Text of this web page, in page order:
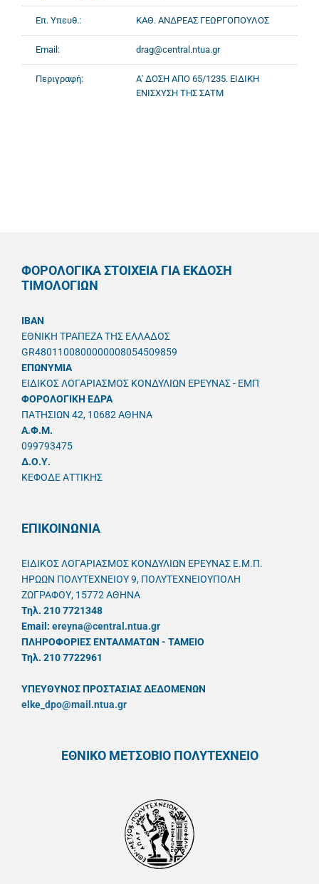
Επ. Υπευθ.: ΚΑΘ. ΑΝΔΡΕΑΣ ΓΕΩΡΓΟΠΟΥΛΟΣ
Email: drag@central.ntua.gr
Περιγραφή:
Α' ΔΟΣΗ ΑΠΟ 65/1235. ΕΙΔΙΚΗ
ΕΝΙΣΧΥΣΗ ΤΗΣ ΣΑΤΜ
ΦΟΡΟΛΟΓΙΚΑ ΣΤΟΙΧΕΙΑ ΓΙΑ ΕΚΔΟΣΗ
ΤΙΜΟΛΟΓΙΩΝ
IBAN
ΕΘΝΙΚΗ ΤΡΑΠΕΖΑ ΤΗΣ ΕΛΛΑΔΟΣ
GR4801100800000008054509859
ΕΠΩΝΥΜΙΑ
ΕΙΔΙΚΟΣ ΛΟΓΑΡΙΑΣΜΟΣ ΚΟΝΔΥΛΙΩΝ ΕΡΕΥΝΑΣ - ΕΜΠ
ΦΟΡΟΛΟΓΙΚΗ ΕΔΡΑ
ΠΑΤΗΣΙΩΝ 42, 10682 ΑΘΗΝΑ
A.Φ.Μ.
099793475
Δ.Ο.Υ.
ΚΕΦΟΔΕ ΑΤΤΙΚΗΣ
ΕΠΙΚΟΙΝΩΝΙΑ
ΕΙΔΙΚΟΣ ΛΟΓΑΡΙΑΣΜΟΣ ΚΟΝΔΥΛΙΩΝ ΕΡΕΥΝΑΣ Ε.Μ.Π.
ΗΡΩΩΝ ΠΟΛΥΤΕΧΝΕΙΟΥ 9, ΠΟΛΥΤΕΧΝΕΙΟΥΠΟΛΗ
ΖΩΓΡΑΦΟΥ, 15772 ΑΘΗΝΑ
Τηλ. 210 7721348
Email: ereyna@central.ntua.gr
ΠΛΗΡΟΦΟΡΙΕΣ ΕΝΤΑΛΜΑΤΩΝ - ΤΑΜΕΙΟ
Τηλ. 210 7722961
ΥΠΕΥΘYΝΟΣ ΠΡΟΣΤΑΣΙΑΣ ΔΕΔΟΜΕΝΩΝ
elke_dpo@mail.ntua.gr
ΕΘΝΙΚΟ ΜΕΤΣΟΒΙΟ ΠΟΛΥΤΕΧΝΕΙΟ